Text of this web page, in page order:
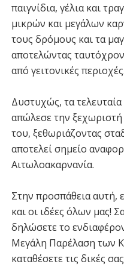
παιγνίδια, γέλια και
μικρών και μεγάλων
τους δρόμους και τα
αποτελώντας
από γειτονικές περιοχές.
Δυστυχώς, τα
απώλεσε την ξεχωριστή
του, ξεθωριάζοντας
αποτελεί σημείο
Αιτωλοακαρνανία.
Στην προσπάθεια αυτή,
και οι ιδέες όλων μας!
δηλώσετε το
Μεγάλη Παρέλαση των
καταθέσετε τις δικές